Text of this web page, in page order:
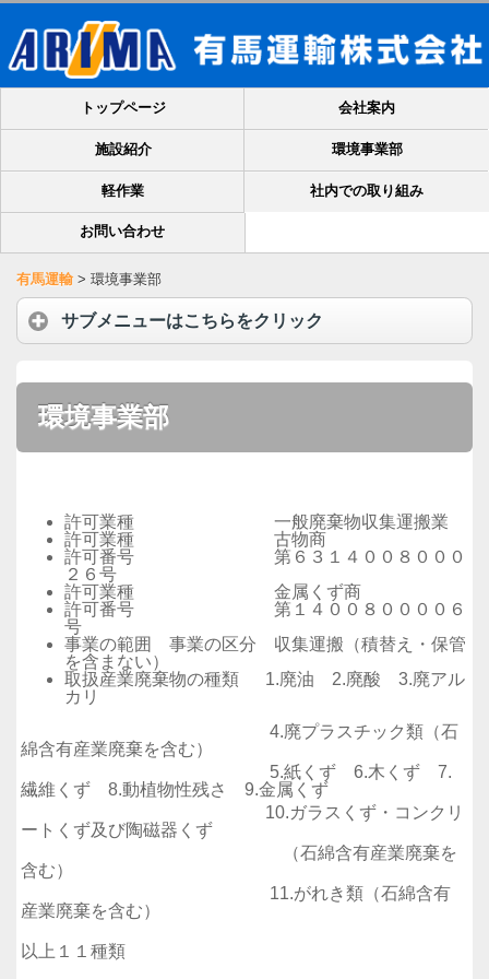
トップページ 会社案内
施設紹介 環境事業部
軽作業 社内での取り組み
お問い合わせ
有馬運輸 > 環境事業部
サブメニューはこちらをクリック
環境事業部
許可業種 一般廃棄物収集運搬業
許可業種 古物商
許可番号 第６３１４００８０００
２６号
許可業種 金属くず商
許可番号 第１４００８００００６
号
事業の範囲 事業の区分 収集運搬（積替え・保管
を含まない）
取扱産業廃棄物の種類 1.廃油 2.廃酸 3.廃アル
カリ
4.廃プラスチック類（石
綿含有産業廃棄を含む）
5.紙くず 6.木くず 7.
繊維くず 8.動植物性残さ 9.金属くず
10.ガラスくず・コンクリ
ートくず及び陶磁器くず
（石綿含有産業廃棄を
含む）
11.がれき類（石綿含有
産業廃棄を含む）
以上１１種類